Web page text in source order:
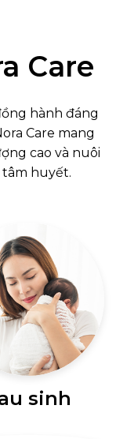
Care
hành đáng
Care mang
cao và nuôi
huyết.
sinh từ tinh
thiên nhiên
thêm
sinh